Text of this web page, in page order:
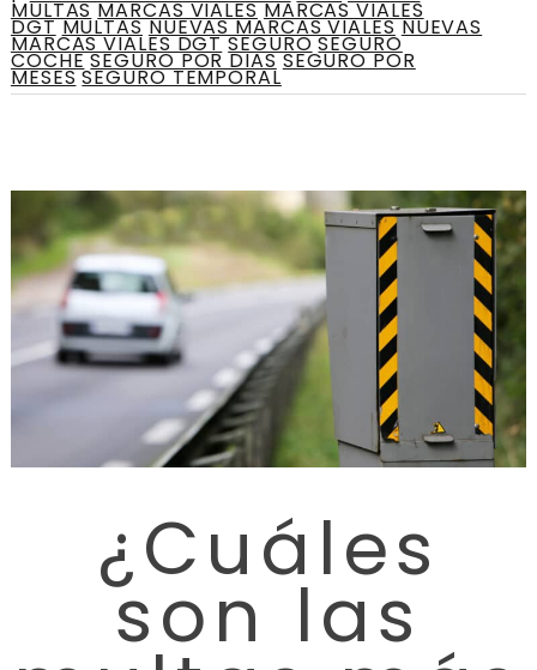
MULTAS MARCAS VIALES MARCAS VIALES
DGT MULTAS NUEVAS MARCAS VIALES NUEVAS
MARCAS VIALES DGT SEGURO SEGURO
COCHE SEGURO POR DIAS SEGURO POR
MESES SEGURO TEMPORAL
¿Cuáles
son las